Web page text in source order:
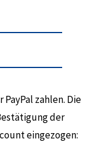
zahlen. Die
der
eingezogen: